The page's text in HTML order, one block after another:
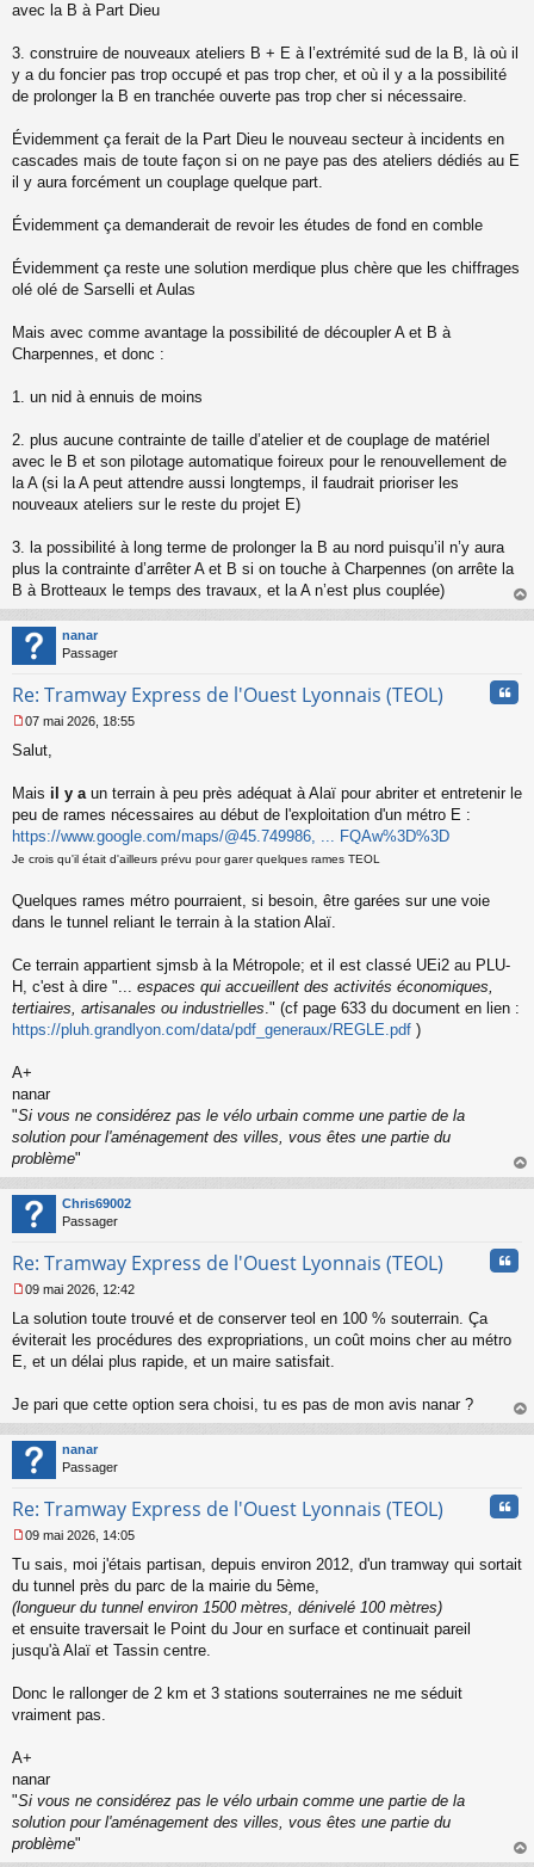
avec la B à Part Dieu
3. construire de nouveaux ateliers B + E à l’extrémité sud de la B, là où il
y a du foncier pas trop occupé et pas trop cher, et où il y a la possibilité
de prolonger la B en tranchée ouverte pas trop cher si nécessaire.
Évidemment ça ferait de la Part Dieu le nouveau secteur à incidents en
cascades mais de toute façon si on ne paye pas des ateliers dédiés au E
il y aura forcément un couplage quelque part.
Évidemment ça demanderait de revoir les études de fond en comble
Évidemment ça reste une solution merdique plus chère que les chiffrages
olé olé de Sarselli et Aulas
Mais avec comme avantage la possibilité de découpler A et B à
Charpennes, et donc :
1. un nid à ennuis de moins
2. plus aucune contrainte de taille d’atelier et de couplage de matériel
avec le B et son pilotage automatique foireux pour le renouvellement de
la A (si la A peut attendre aussi longtemps, il faudrait prioriser les
nouveaux ateliers sur le reste du projet E)
3. la possibilité à long terme de prolonger la B au nord puisqu’il n’y aura
plus la contrainte d’arrêter A et B si on touche à Charpennes (on arrête la
B à Brotteaux le temps des travaux, et la A n’est plus couplée)
au
nanar
Passager
Re: Tramway Express de l'Ouest Lyonnais (TEOL)
e
s
g
e
n
n
u
07 mai 2026, 18:55
Salut,
Mais il y aun terrain à peu près adéquat à Alaï pour abriter et entretenir le
peu de rames nécessaires au début de l'exploitation d'un métro E :
https://www.google.com/maps/@45.749986, ... FQAw%3D%3D
Je crois qu'il était d'ailleurs prévu pour garer quelques rames TEOL
Quelques rames métro pourraient, si besoin, être garées sur une voie
dans le tunnel reliant le terrain à la station Alaï.
Ce terrain appartient sjmsb à la Métropole; et il est classé UEi2 au PLU-
H, c'est à dire "... espaces qui accueillent des activités économiques,
tertiaires, artisanales ou industrielles." (cf page 633 du document en lien :
https://pluh.grandlyon.com/data/pdf_generaux/REGLE.pdf )
A+
nanar
"Si vous ne considérez pas le vélo urbain comme une partie de la
solution pour l'aménagement des villes, vous êtes une partie du
problème"
au
Chris69002
Passager
Re: Tramway Express de l'Ouest Lyonnais (TEOL)
e
s
a
e
n
o
n
l
09 mai 2026, 12:42
La solution toute trouvé et de conserver teol en 100 % souterrain. Ça
éviterait les procédures des expropriations, un coût moins cher au métro
E, et un délai plus rapide, et un maire satisfait.
Je pari que cette option sera choisi, tu es pas de mon avis nanar ?
au
nanar
Passager
Re: Tramway Express de l'Ouest Lyonnais (TEOL)
e
s
s
g
e
o
n
09 mai 2026, 14:05
Tu sais, moi j'étais partisan, depuis environ 2012, d'un tramway qui sortait
du tunnel près du parc de la mairie du 5ème,
(longueur du tunnel environ 1500 mètres, dénivelé 100 mètres)
et ensuite traversait le Point du Jour en surface et continuait pareil
jusqu'à Alaï et Tassin centre.
Donc le rallonger de 2 km et 3 stations souterraines ne me séduit
vraiment pas.
A+
nanar
"Si vous ne considérez pas le vélo urbain comme une partie de la
solution pour l'aménagement des villes, vous êtes une partie du
problème"